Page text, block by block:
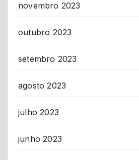
novembro 2023
outubro 2023
setembro 2023
agosto 2023
julho 2023
junho 2023